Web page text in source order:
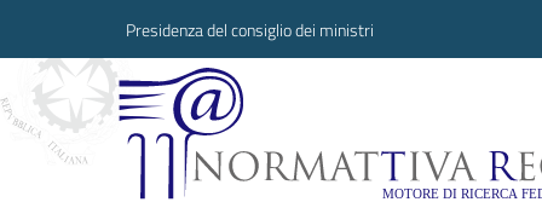
Presidenza del consiglio dei ministri